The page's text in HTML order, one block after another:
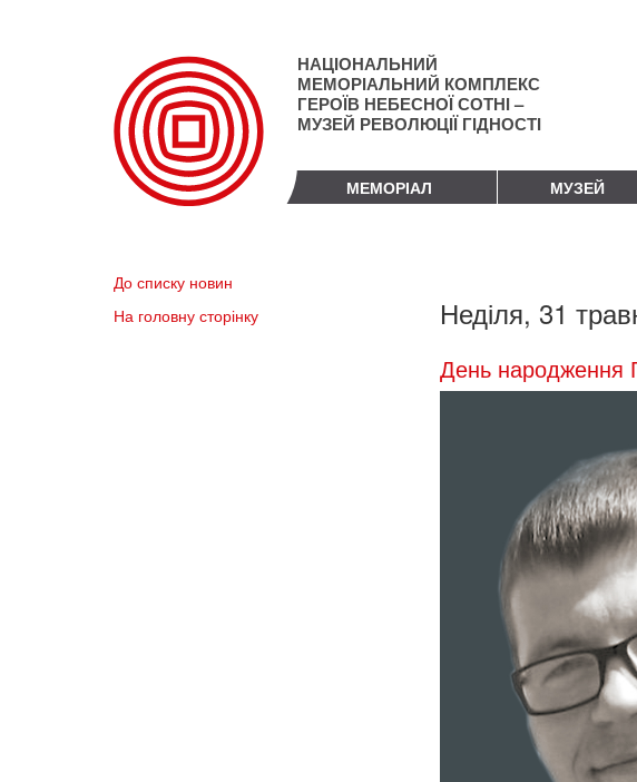
НАЦІОНАЛЬНИЙ
МЕМОРІАЛЬНИЙ КОМПЛЕКС
ГЕРОЇВ НЕБЕСНОЇ СОТНІ –
МУЗЕЙ РЕВОЛЮЦІЇ ГІДНОСТІ
МЕМОРІАЛ МУЗЕЙ
До списку новин
На головну сторінку
Неділя, 31
День народження